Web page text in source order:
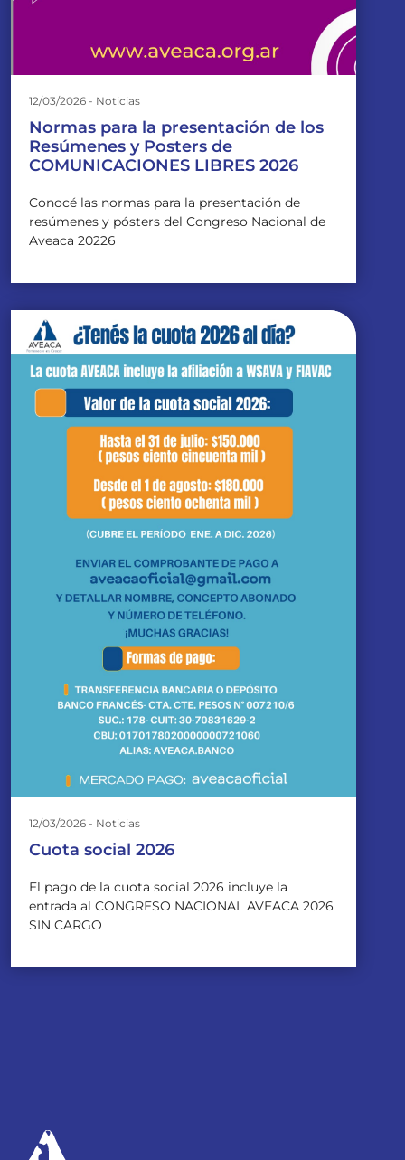
12/03/2026 - Noticias
Normas para la presentación de los
Resúmenes y Posters de
COMUNICACIONES LIBRES 2026
Conocé las normas para la presentación de
resúmenes y pósters del Congreso Nacional de
Aveaca 20226
12/03/2026 - Noticias
Cuota social 2026
El pago de la cuota social 2026 incluye la
entrada al CONGRESO NACIONAL AVEACA 2026
SIN CARGO